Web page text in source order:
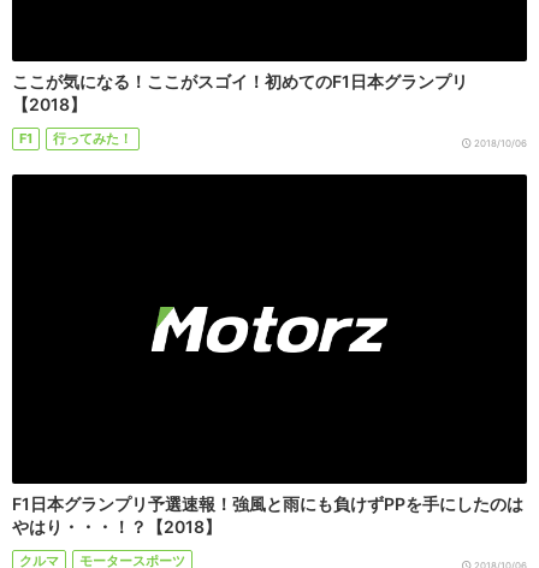
ここが気になる！ここがスゴイ！初めてのF1日本グランプリ
【2018】
F1 行ってみた！ 2018/10/06
F1日本グランプリ予選速報！強風と雨にも負けずPPを手にしたのは
やはり・・・！？【2018】
クルマ モータースポーツ 2018/10/06